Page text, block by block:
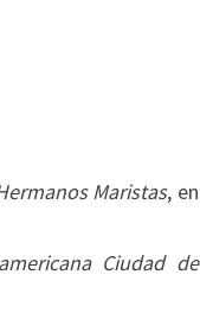
Maristas, en
Ciudad de